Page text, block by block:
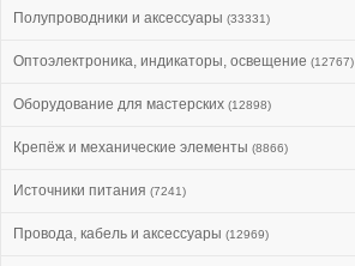
Полупроводники и аксессуары (33331)
Оптоэлектроника, индикаторы, освещение (12767)
Оборудование для мастерских (12898)
Крепёж и механические элементы (8866)
Источники питания (7241)
Провода, кабель и аксессуары (12969)